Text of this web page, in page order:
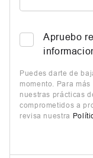
Apruebo
Puedes darte de
momento. Para
nuestras prácticas
comprometidos a
revisa nuestra